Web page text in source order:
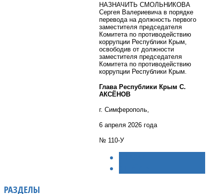
НАЗНАЧИТЬ СМОЛЬНИКОВА
Сергея Валериевича в порядке
перевода на должность первого
заместителя председателя
Комитета по противодействию
коррупции Республики Крым,
освободив от должности
заместителя председателя
Комитета по противодействию
коррупции Республики Крым.
Глава Республики Крым С.
АКСЁНОВ
г. Симферополь,
6 апреля 2026 года
№ 110-У
РАЗДЕЛЫ